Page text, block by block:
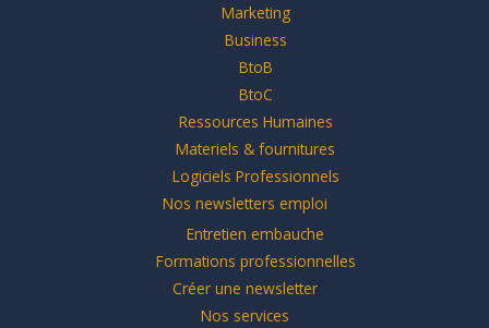
Marketing
Business
BtoB
BtoC
Ressources Humaines
Materiels & fournitures
Logiciels Professionnels
Nos newsletters emploi
Entretien embauche
Formations professionnelles
Créer une newsletter
Nos services